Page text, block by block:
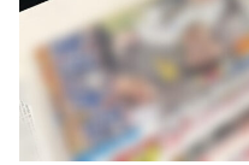
アナ回覧板